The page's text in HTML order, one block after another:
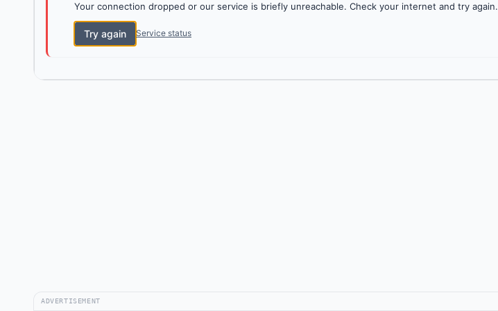
Your connection dropped or our service is briefly unreachable. Check your internet and try again.
Try again Service status
ADVERTISEMENT